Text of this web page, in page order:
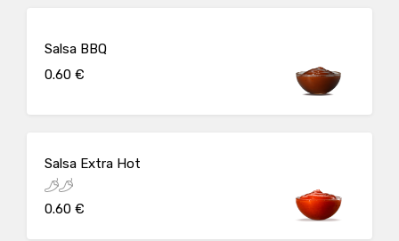
Salsa BBQ
0.60 €
Salsa Extra Hot
0.60 €